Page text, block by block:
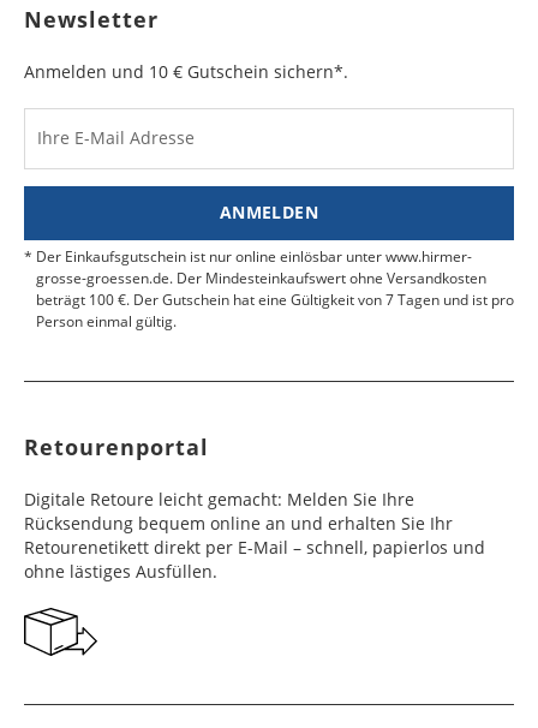
Newsletter
Anmelden und 10 € Gutschein sichern*.
Ihre E-Mail Adresse
ANMELDEN
Der Einkaufsgutschein ist nur online einlösbar unter www.hirmer-
grosse-groessen.de. Der Mindesteinkaufswert ohne Versandkosten
beträgt 100 €. Der Gutschein hat eine Gültigkeit von 7 Tagen und ist pro
Person einmal gültig.
Retourenportal
Digitale Retoure leicht gemacht: Melden Sie Ihre
Rücksendung bequem online an und erhalten Sie Ihr
Retourenetikett direkt per E-Mail – schnell, papierlos und
ohne lästiges Ausfüllen.